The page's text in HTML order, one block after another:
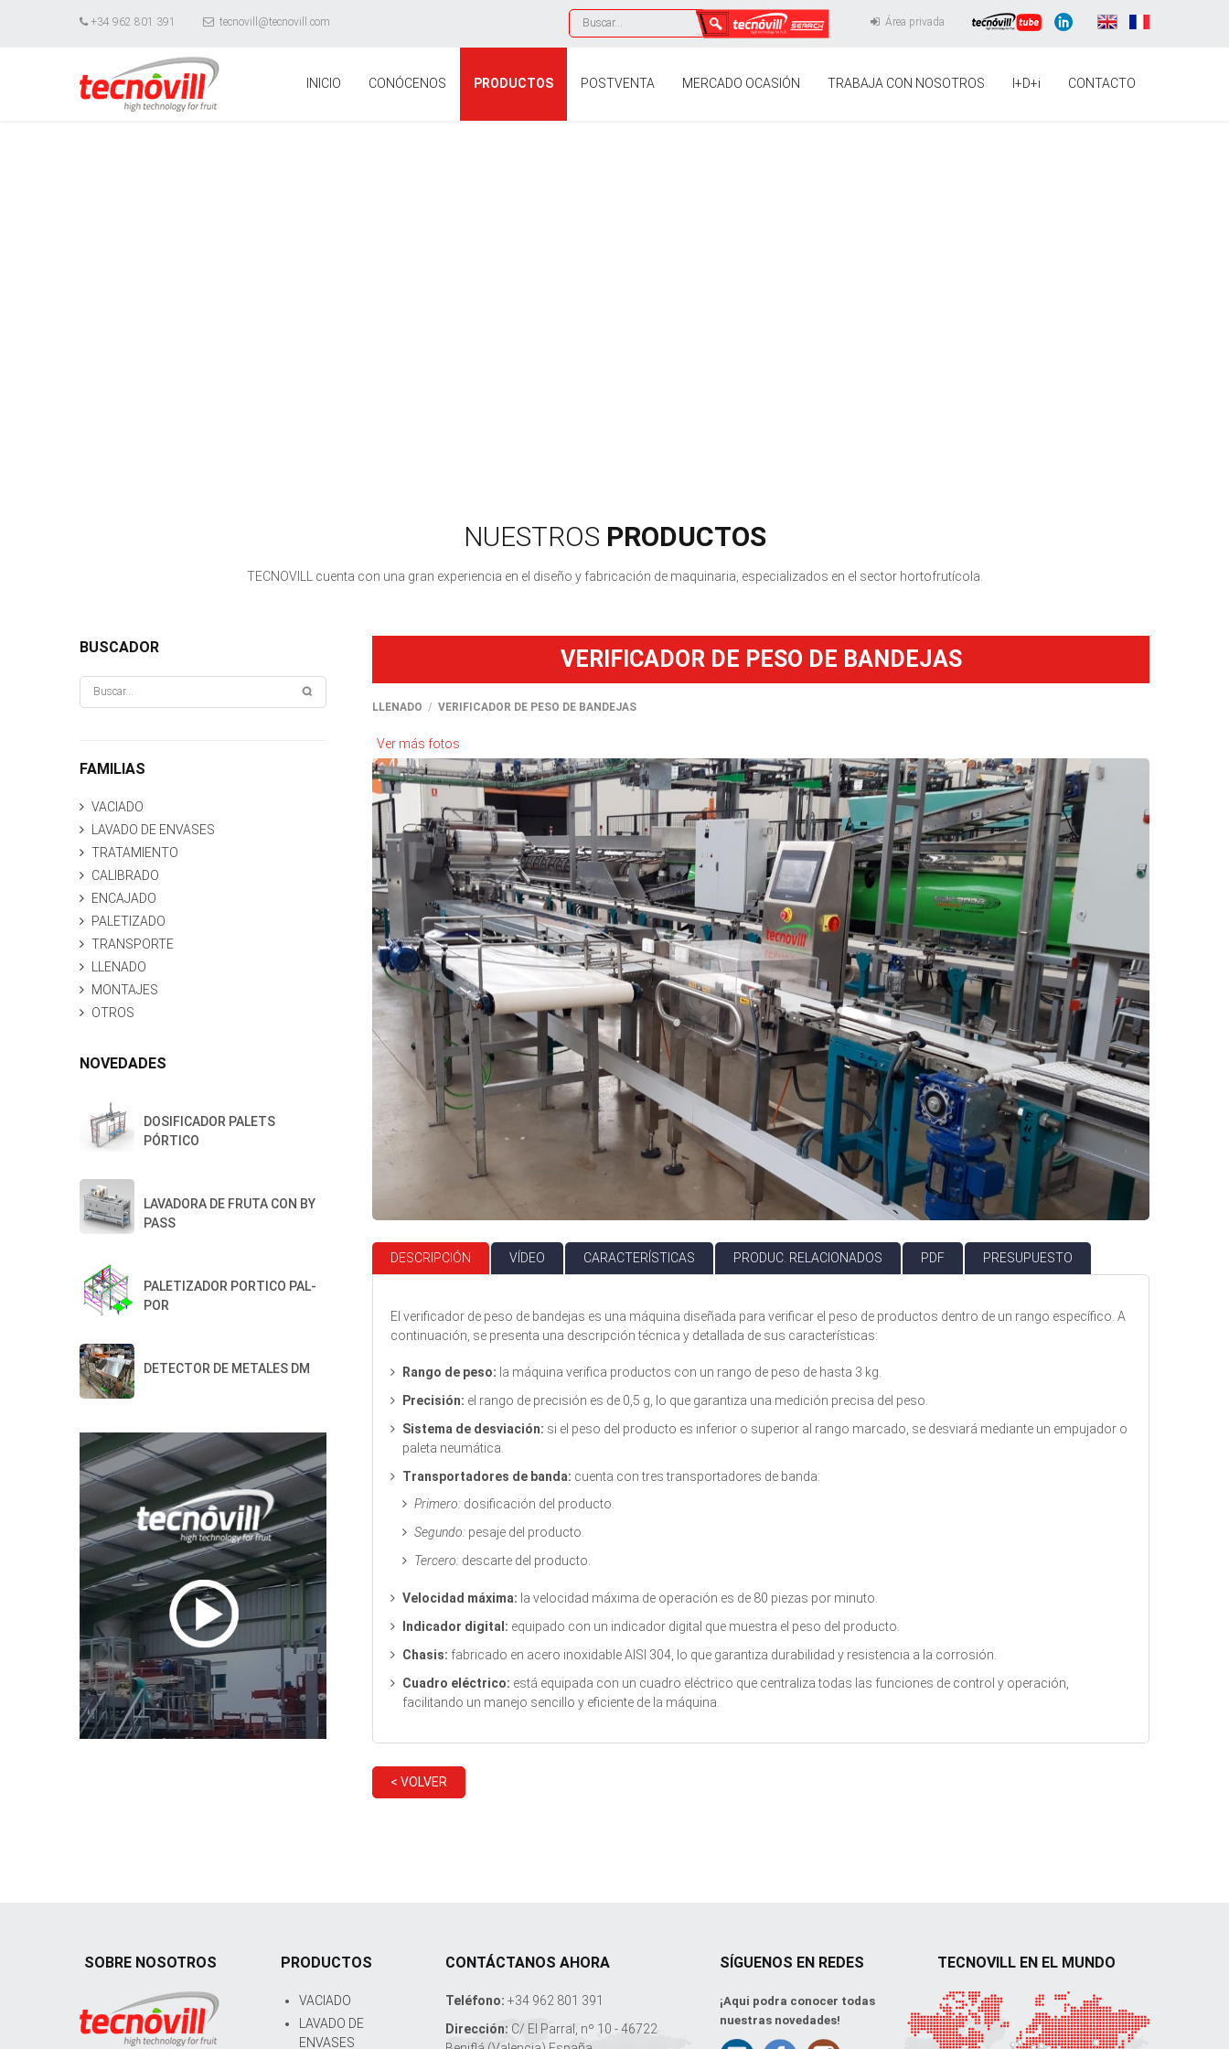
Área privada
+34 962 801 391 tecnovill@tecnovill.com
INICIO CONÓCENOS PRODUCTOS POSTVENTA MERCADO OCASIÓN TRABAJA CON NOSOTROS I+D+i CONTACTO
NUESTROS PRODUCTOS
TECNOVILL cuenta con una gran experiencia en el diseño y fabricación de maquinaria, especializados en el sector hortofrutícola.
VERIFICADOR DE PESO DE BANDEJAS
LLENADO VERIFICADOR DE PESO DE BANDEJAS
Ver más fotos
DESCRIPCIÓN VÍDEO CARACTERÍSTICAS PRODUC. RELACIONADOS PDF PRESUPUESTO
El verificador de peso de bandejas es una máquina diseñada para verificar el peso de productos dentro de un rango específico. A
continuación, se presenta una descripción técnica y detallada de sus características:
Rango de peso: la máquina verifica productos con un rango de peso de hasta 3 kg.
Precisión: el rango de precisión es de 0,5 g, lo que garantiza una medición precisa del peso.
Sistema de desviación: si el peso del producto es inferior o superior al rango marcado, se desviará mediante un empujador o
paleta neumática.
Transportadores de banda: cuenta con tres transportadores de banda:
Primero: dosificación del producto.
Segundo: pesaje del producto.
Tercero: descarte del producto.
Velocidad máxima: la velocidad máxima de operación es de 80 piezas por minuto.
Indicador digital: equipado con un indicador digital que muestra el peso del producto.
Chasis: fabricado en acero inoxidableAISI 304 , lo que garantiza durabilidad y resistencia a la corrosión.
Cuadro eléctrico: está equipada con un cuadro eléctrico que centraliza todas las funciones de control y operación,
facilitando un manejo sencillo y eficiente de la máquina.
< VOLVER
BUSCADOR
FAMILIAS
VACIADO
LAVADO DE ENVASES
TRATAMIENTO
CALIBRADO
ENCAJADO
PALETIZADO
TRANSPORTE
LLENADO
MONTAJES
OTROS
NOVEDADES
DOSIFICADOR PALETS
PÓRTICO
LAVADORA DE FRUTA CON BY
PASS
PALETIZADOR PORTICO PAL-
POR
DETECTOR DE METALES DM
SOBRE NOSOTROS PRODUCTOS
VACIADO
LAVADO DE
ENVASES
CONTÁCTANOS AHORA
Teléfono: +34 962 801 391
Dirección: C/ El Parral, nº 10 - 46722
SÍGUENOS EN REDES
¡Aqui podra conocer todas
nuestras novedades!
TECNOVILL EN EL MUNDO